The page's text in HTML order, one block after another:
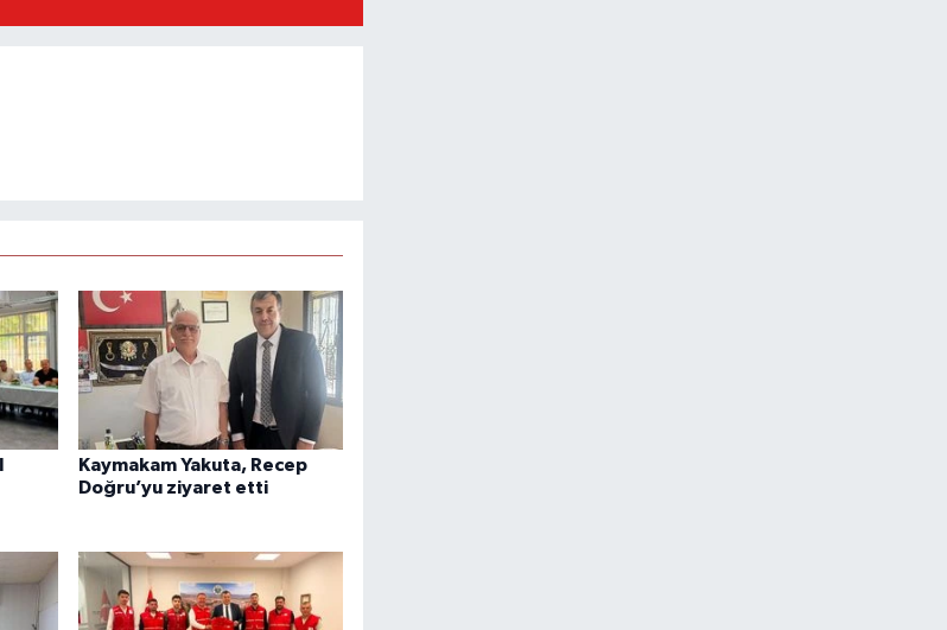
Kaymakam Yakuta, Recep
Doğru’yu ziyaret etti